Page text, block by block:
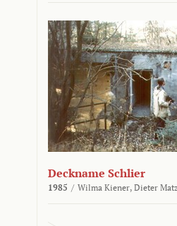
Deckname Schlier
1985 / Wilma Kiener, Dieter